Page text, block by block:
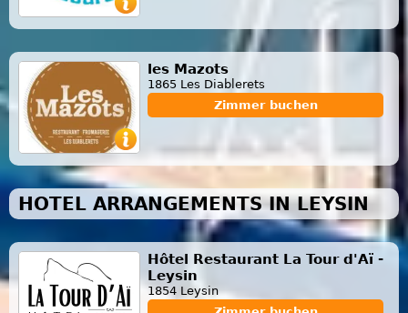
les Mazots
1865 Les Diablerets
Zimmer buchen
HOTEL ARRANGEMENTS IN LEYSIN
Hôtel Restaurant La Tour d'Aï -
Leysin
1854 Leysin